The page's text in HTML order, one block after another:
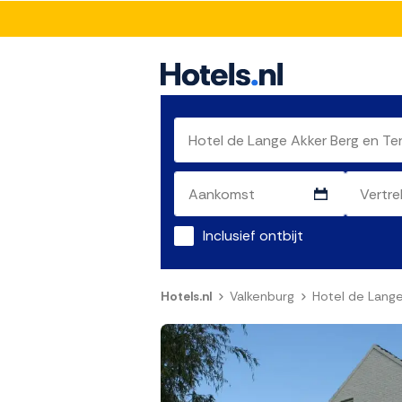
Inclusief ontbijt
Hotels.nl Valkenburg Hotel de